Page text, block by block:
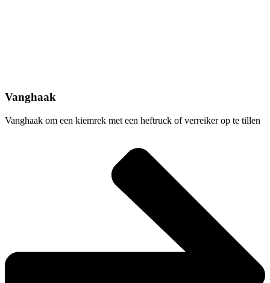
Vanghaak
Vanghaak om een kiemrek met een heftruck of verreiker op te tillen